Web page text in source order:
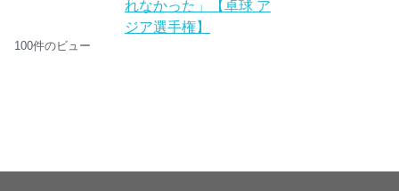
れなかった」【卓球 ア
ジア選手権】
100件のビュー